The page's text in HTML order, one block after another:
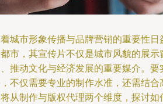
城市形象传播与品牌营销的重要性
市，其宣传片不仅是城市风貌的展
推动文化与经济发展的重要媒介。
不仅需要专业的制作水准，还需结
从制作与版权代理两个维度，探讨